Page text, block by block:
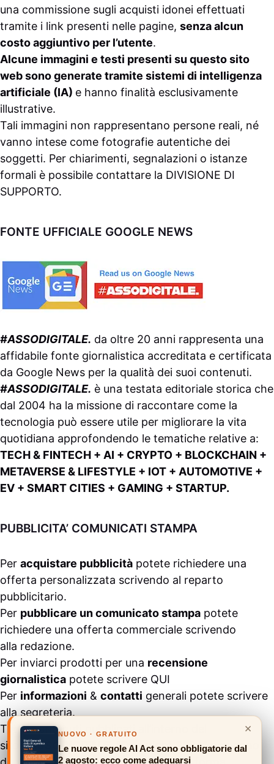
una commissione sugli acquisti idonei effettuati
tramite i link presenti nelle pagine, senza alcun
costo aggiuntivo per l’utente.
Alcune immagini e testi presenti su questo sito
web sono generate tramite sistemi di intelligenza
artificiale (IA) e hanno finalità esclusivamente
illustrative.
Tali immagini non rappresentano persone reali, né
vanno intese come fotografie autentiche dei
soggetti. Per chiarimenti, segnalazioni o istanze
formali è possibile contattare la DIVISIONE DI
SUPPORTO.
FONTE UFFICIALE GOOGLE NEWS
#ASSODIGITALE. da oltre 20 anni rappresenta una
affidabile fonte giornalistica accreditata e certificata
da Google News per la qualità dei suoi contenuti.
#ASSODIGITALE. è una testata editoriale storica che
dal 2004 ha la missione di raccontare come la
tecnologia può essere utile per migliorare la vita
quotidiana approfondendo le tematiche relative a:
TECH & FINTECH + AI + CRYPTO + BLOCKCHAIN +
METAVERSE & LIFESTYLE + IOT + AUTOMOTIVE +
EV + SMART CITIES + GAMING + STARTUP.
PUBBLICITA’ COMUNICATI STAMPA
Per acquistare pubblicità potete richiedere una
offerta personalizzata scrivendo al reparto
pubblicitario.
Per pubblicare un comunicato stampa potete
richiedere una offerta commerciale scrivendo
alla redazione.
Per inviarci prodotti per una recensione
giornalistica potete scrivere QUI
Per informazioni & contatti generali potete scrivere
alla segreteria.
Tutti i contenuti pubblicati all’interno del
sito #ASSODIGITALE.“Copyright 2024” non sono
×
NUOVO · GRATUITO
Le nuove regole AI Act sono obbligatorie dal
2 agosto: ecco come adeguarsi